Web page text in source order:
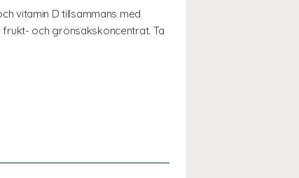
vitamin D tillsammans med
och grönsakskoncentrat. Ta